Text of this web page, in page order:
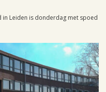
in Leiden is donderdag met spoed